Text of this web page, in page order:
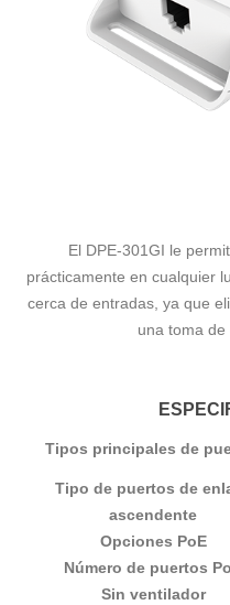
El DPE-301GI le
prácticamente en cualquier
cerca de entradas, ya que
una toma
Tipos principales de
Tipo de puertos de
ascendente
Opciones PoE
Número de puertos
Sin ventilador